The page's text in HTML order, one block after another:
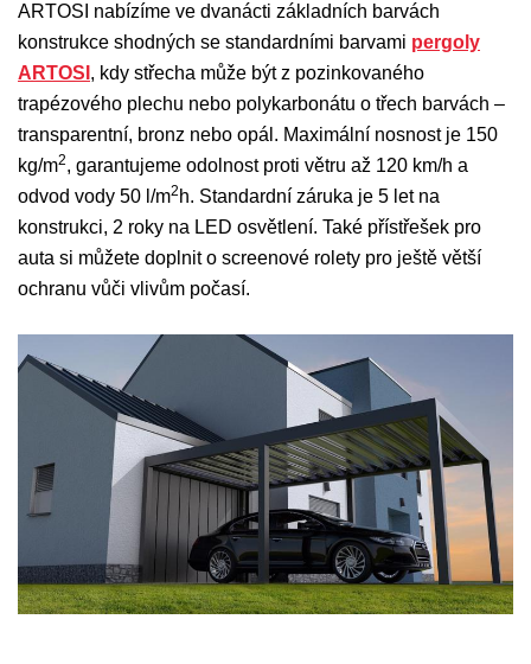
ARTOSI nabízíme ve dvanácti základních barvách
konstrukce shodných se standardními barvami pergoly
ARTOSI , kdy střecha může být z pozinkovaného
trapézového plechu nebo polykarbonátu o třech barvách –
transparentní, bronz nebo opál. Maximální nosnost je 150
kg/m2, garantujeme odolnost proti větru až 120 km/h a
odvod vody 50 l/m2 h. Standardní záruka je 5 let na
konstrukci, 2 roky na LED osvětlení. Také přístřešek pro
auta si můžete doplnit o screenové rolety pro ještě větší
ochranu vůči vlivům počasí.